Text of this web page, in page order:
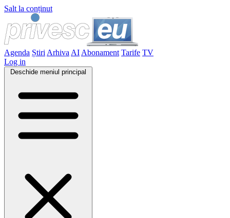
Salt la conținut
Agenda Știri Arhiva AI Abonament Tarife TV
Log in
Deschide meniul principal